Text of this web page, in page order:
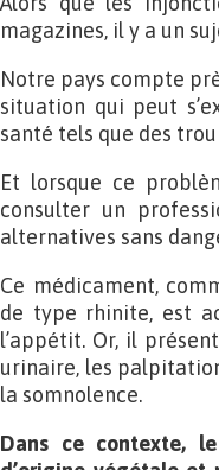
magazines, il y a un
Notre pays compte
situation qui peut
santé tels que des
Et lorsque ce
consulter un
alternatives sans
Ce médicament,
de type rhinite, est
l’appétit. Or, il
urinaire, les
la somnolence.
Dans ce contexte,